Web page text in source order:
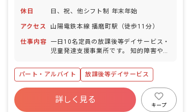
休日 日、祝、他シフト制 年末年始
アクセス 山陽電鉄本線 播磨町駅（徒歩11分）
仕事内容
一日10名定員の放課後等デイサービス・
児童発達支援事業所です。 知的障害や発
業務を担当していただきます。 ・一人ひ
とりのお子様と深く関わり、成長を実感
できるやりがいのある職場です。 ・障害
児教育に情熱を持って取り組んでくださ
パート・アルバイト 放課後等デイサービス
詳しく見る
キープ